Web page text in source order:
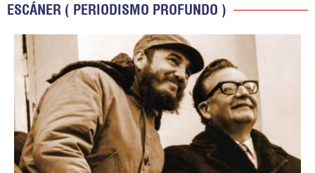
ESCÁNER ( PERIODISMO PROFUNDO )